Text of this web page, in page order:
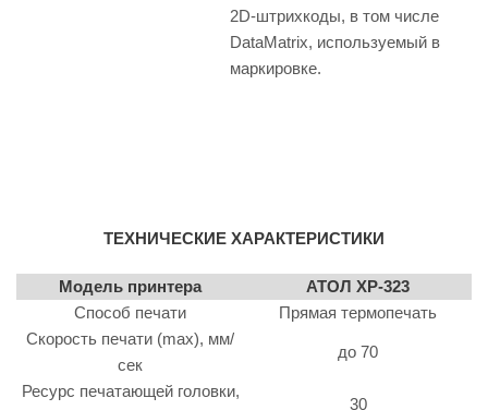
2D-штрихкоды, в том числе
DataMatrix, используемый в
маркировке.
ТЕХНИЧЕСКИЕ ХАРАКТЕРИСТИКИ
Модель принтера
АТОЛ XP-323
Способ печати
Прямая термопечать
Скорость печати (max), мм/
сек
до 70
Ресурс печатающей головки,
30